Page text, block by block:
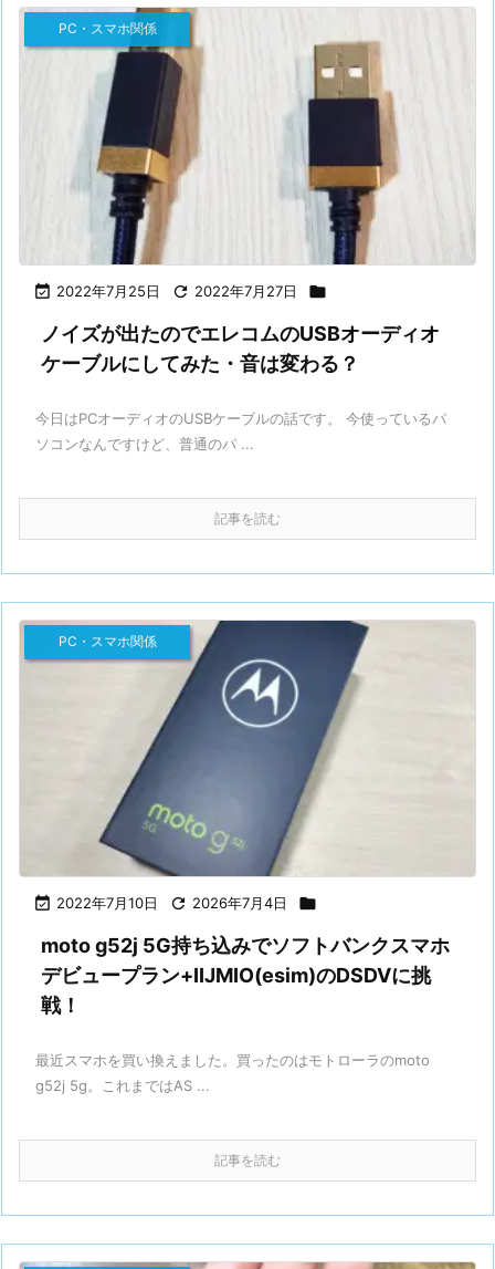
 2022年7月25日  2022年7月27日 
PC・スマホ関係
ノイズが出たのでエレコムのUSBオーディオ
ケーブルにしてみた・音は変わる？
今日はPCオーディオのUSBケーブルの話です。 今使っているパ
ソコンなんですけど、普通のパ ...
記事を読む
 2022年7月10日  2026年7月4日 
PC・スマホ関係
moto g52j 5G持ち込みでソフトバンクスマホ
デビュープラン+IIJMIO(esim)のDSDVに挑
戦！
最近スマホを買い換えました。買ったのはモトローラのmoto
g52j 5g。これまではAS ...
記事を読む